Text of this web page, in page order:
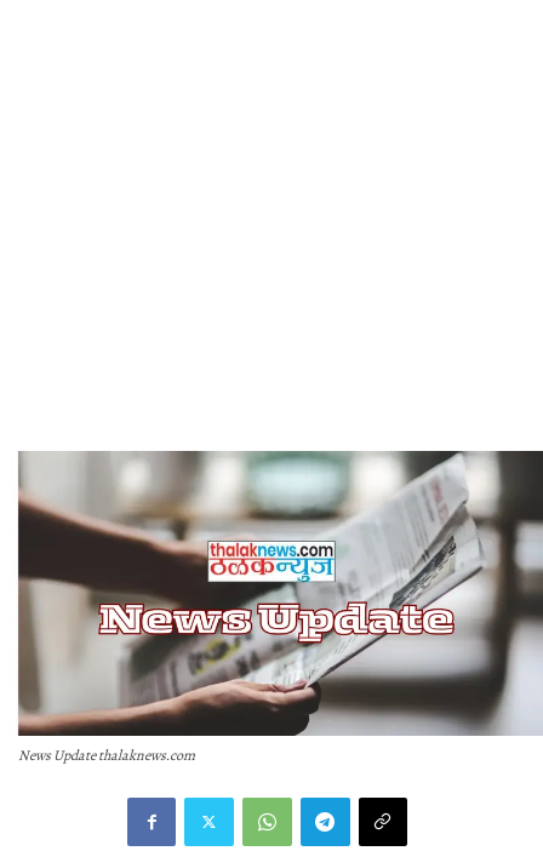
News Update thalaknews.com